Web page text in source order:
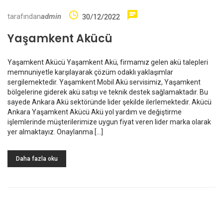
tarafındanadmin 30/12/2022
Yaşamkent Akücü
Yaşamkent Akücü Yaşamkent Akü, firmamız gelen akü talepleri
memnuniyetle karşılayarak çözüm odaklı yaklaşımlar
sergilemektedir. Yaşamkent Mobil Akü servisimiz, Yaşamkent
bölgelerine giderek akü satışı ve teknik destek sağlamaktadır. Bu
sayede Ankara Akü sektöründe lider şekilde ilerlemektedir. Akücü
Ankara Yaşamkent Akücü Akü yol yardım ve değiştirme
işlemlerinde müşterilerimize uygun fiyat veren lider marka olarak
yer almaktayız. Onaylanma […]
Daha fazla oku